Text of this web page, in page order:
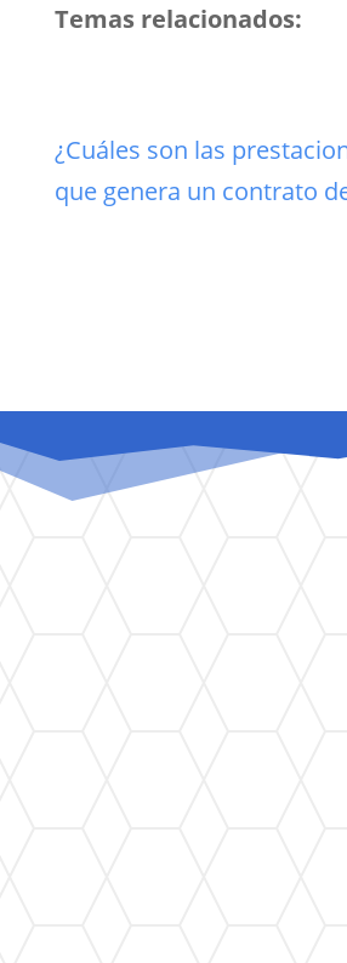
Temas relacionados:
¿Cuáles son las
que genera un contrato